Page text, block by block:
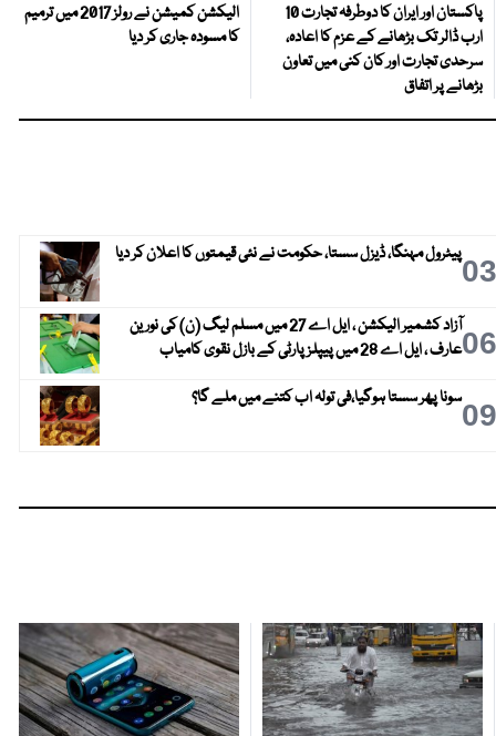
پاکستان اور ایران کا دوطرفہ تجارت 10
ارب ڈالر تک بڑھانے کے عزم کا اعادہ،
سرحدی تجارت اور کان کنی میں تعاون
بڑھانے پر اتفاق
الیکشن کمیشن نے رولز 2017 میں ترمیم
کا مسودہ جاری کر دیا
03پیٹرول مہنگا، ڈیزل سستا، حکومت نے نئی قیمتوں کا اعلان کر دیا
06
آزاد کشمیر الیکشن ، ایل اے 27 میں مسلم لیگ (ن) کی نورین
عارف ، ایل اے 28 میں پیپلز پارٹی کے بازل نقوی کامیاب
09سونا پھر سستا ہوگیا،فی تولہ اب کتنے میں ملے گا؟